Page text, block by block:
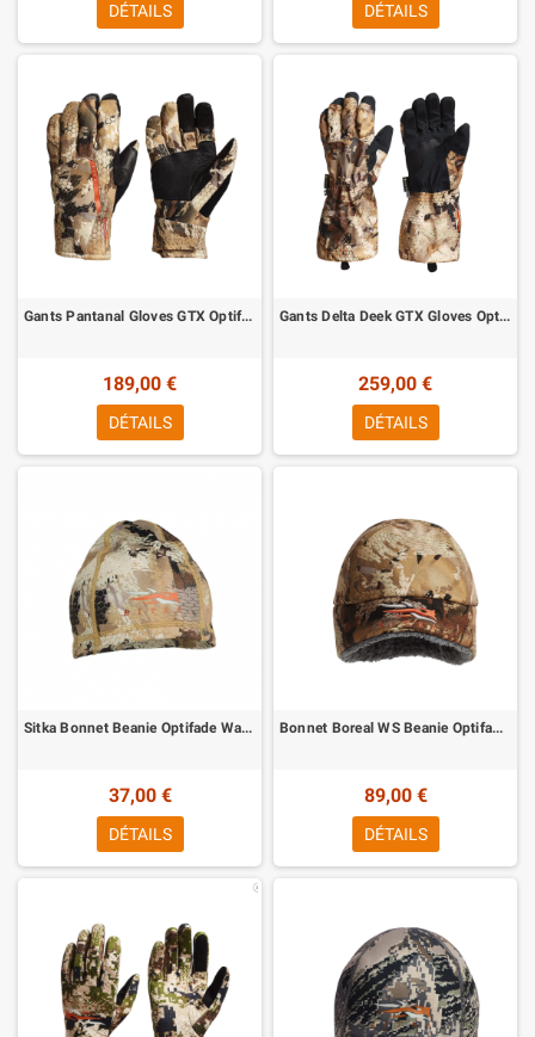
DÉTAILS DÉTAILS
Gants Pantanal Gloves GTX Optifade Waterfowl Sitka
189,00 €
DÉTAILS
Gants Delta Deek GTX Gloves Optifade Waterfowl Sitka
259,00 €
DÉTAILS
Sitka Bonnet Beanie Optifade Waterfowl 2021 Sitka
37,00 €
DÉTAILS
Bonnet Boreal WS Beanie Optifade Waterfowl Sitka
89,00 €
DÉTAILS